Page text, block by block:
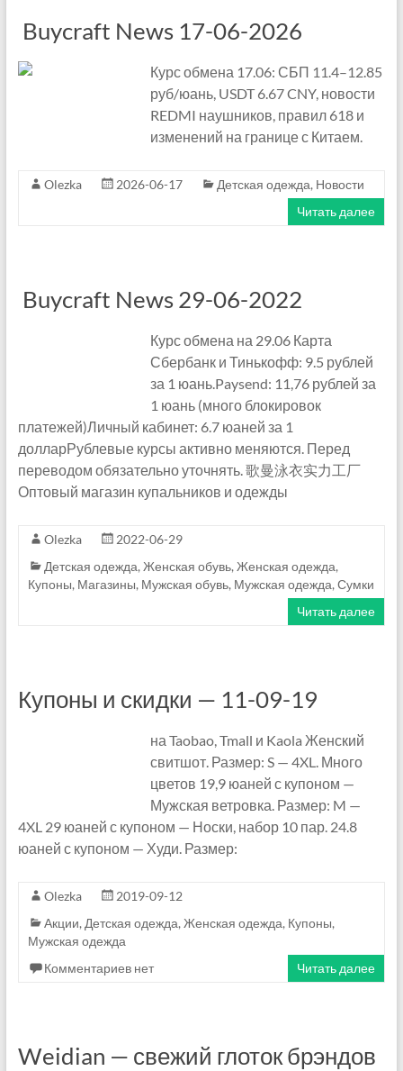
п
о
к
К
е
.
T
a
o
b
—
8
W
e
c
a
Buycraft News 17-06-2026
Курс обмена 17.06: СБП 11.4–12.85
руб/юань, USDT 6.67 CNY, новости
REDMI наушников, правил 618 и
изменений на границе с Китаем.
Olezka 2026-06-17 Детская одежда, Новости
Читать далее
Buycraft News 29-06-2022
Курс обмена на 29.06 Карта
Сбербанк и Тинькофф: 9.5 рублей
за 1 юань.Paysend: 11,76 рублей за
1 юань (много блокировок
платежей)Личный кабинет: 6.7 юаней за 1
долларРублевые курсы активно меняются. Перед
переводом обязательно уточнять. 歌曼泳衣实力工厂
Оптовый магазин купальников и одежды
Olezka
2022-06-29
Детская одежда, Женская обувь, Женская одежда,
Купоны, Магазины, Мужская обувь, Мужская одежда, Сумки
Читать далее
Купоны и скидки — 11-09-19
на Taobao, Tmall и Kaola Женский
свитшот. Размер: S — 4XL. Много
цветов 19,9 юаней с купоном —
Мужская ветровка. Размер: M —
4XL 29 юаней с купоном — Носки, набор 10 пар. 24.8
юаней с купоном — Худи. Размер:
Olezka
2019-09-12
Акции, Детская одежда, Женская одежда, Купоны,
Мужская одежда
Комментариев нет
Читать далее
Weidian — свежий глоток брэндов